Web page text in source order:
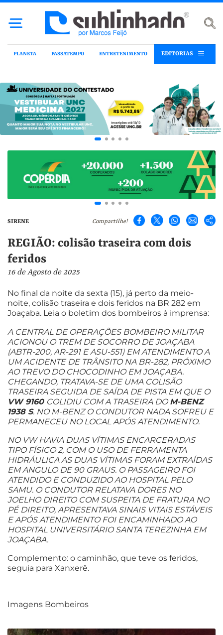
PLANETA PASSATEMPO ENTRETENIMENTO EDITORIAS
SIRENE Compartilhe!
REGIÃO: colisão traseira com dois
feridos
16 de Agosto de 2025
No final da noite da sexta (15), já perto da meio-
noite, colisão traseira e dois feridos na BR 282 em
Joaçaba. Leia o boletim dos bombeiros à imprensa:
A CENTRAL DE OPERAÇÕES BOMBEIRO MILITAR
ACIONOU O TREM DE SOCORRO DE JOAÇABA
(ABTR-200, AR-291 E ASU-551) EM ATENDIMENTO A
UM ACIDENTE DE TRÂNSITO NA BR-282, PRÓXIMO
AO TREVO DO CHOCODINHO EM JOAÇABA.
CHEGANDO, TRATAVA-SE DE UMA COLISÃO
TRASEIRA SEGUIDA DE SAÍDA DE PISTA EM QUE O
VW 9160 COLIDIU COM A TRASEIRA DOM-BENZ
1938 S. NO M-BENZ O CONDUTOR NADA SOFREU E
PERMANECEU NO LOCAL APÓS ATENDIMENTO.
NO VW HAVIA DUAS VÍTIMAS ENCARCERADAS
TIPO FÍSICO 2, COM O USO DE FERRAMENTA
HIDRÁULICA AS DUAS VÍTIMAS FORAM EXTRAÍDAS
EM ANGULO DE 90 GRAUS. O PASSAGEIRO FOI
ATENDIDO E CONDUZIDO AO HOSPITAL PELO
SAMU. O CONDUTOR RELATAVA DORES NO
JOELHO DIREITO COM SUSPEITA DE FRATURA NO
PÉ DIREITO, APRESENTAVA SINAIS VITAIS ESTÁVEIS
E APÓS ATENDIMENTO FOI ENCAMINHADO AO
HOSPITAL UNIVERSITÁRIO SANTA TEREZINHA EM
JOAÇABA.
Complemento: o caminhão, que teve os feridos,
seguia para Xanxerê.
Imagens Bombeiros